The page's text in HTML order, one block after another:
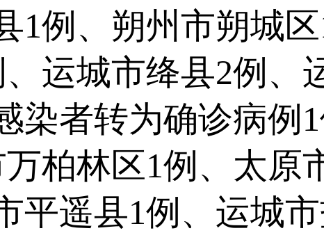
1例、朔州市朔城
运城市绛县2例、
染者转为确诊病例
柏林区1例、太原
遥县1例、运城市